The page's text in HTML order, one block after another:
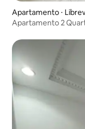
Apartamento ⋅
Apartamento 2